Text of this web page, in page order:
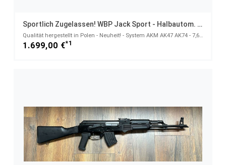
Sportlich Zugelassen! WBP Jack Sport - Halbautom. Büchse 7,62x39
1.699,00 €*1